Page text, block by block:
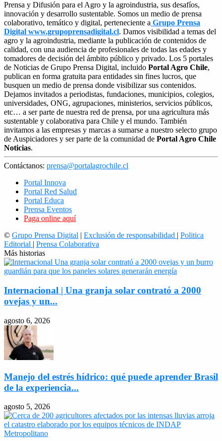
Prensa y Difusión para el Agro y la agroindustria, sus desafíos,
innovación y desarrollo sustentable. Somos un medio de prensa
colaborativo, temático y digital, perteneciente a Grupo Prensa
Digital www.grupoprensadigital.cl. Damos visibilidad a temas del
agro y la agroindustria, mediante la publicación de contenidos de
calidad, con una audiencia de profesionales de todas las edades y
tomadores de decisión del ámbito público y privado. Los 5 portales
de Noticias de Grupo Prensa Digital, incluido Portal Agro Chile,
publican en forma gratuita para entidades sin fines lucros, que
busquen un medio de prensa donde visibilizar sus contenidos.
Dejamos invitados a periodistas, fundaciones, municipios, colegios,
universidades, ONG, agrupaciones, ministerios, servicios públicos,
etc… a ser parte de nuestra red de prensa, por una agricultura más
sustentable y colaborativa para Chile y el mundo. También
invitamos a las empresas y marcas a sumarse a nuestro selecto grupo
de Auspiciadores y ser parte de la comunidad de Portal Agro Chile
Noticias.
Contáctanos: prensa@portalagrochile.cl
Portal Innova
Portal Red Salud
Portal Educa
Prensa Eventos
Paga online aquí
© Grupo Prensa Digital | Exclusión de responsabilidad | Politica
Editorial | Prensa Colaborativa
Más historias
Internacional | Una granja solar contrató a 2000
ovejas y un...
agosto 6, 2026
Manejo del estrés hídrico: qué puede aprender Brasil
de la experiencia...
agosto 5, 2026